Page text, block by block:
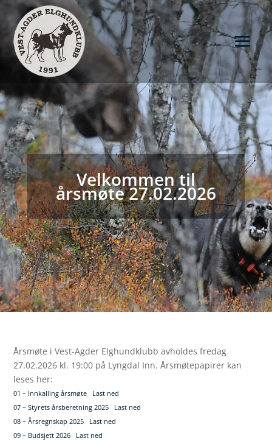
Velkommen til
årsmøte 27.02.2026
Årsmøte i Vest-Agder Elghundklubb avholdes fredag
27.02.2026 kl. 19:00 på Lyngdal Inn. Årsmøtepapirer kan
leses her:
01 – Innkalling årsmøte
Last ned
07 – Styrets årsberetning 2025
Last ned
08 – Årsregnskap 2025
Last ned
09 – Budsjett 2026
Last ned